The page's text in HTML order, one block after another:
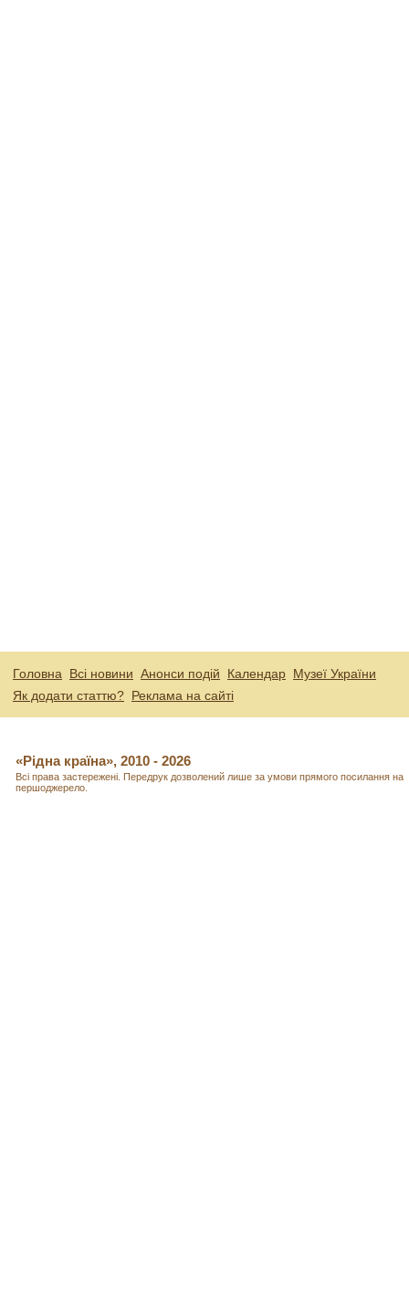
Головна Всі новини Анонси подій Календар Музеї України
Як додати статтю? Реклама на сайті
«Рідна країна», 2010 - 2026
Всі права застережені. Передрук дозволений лише за умови прямого посилання на
першоджерело.